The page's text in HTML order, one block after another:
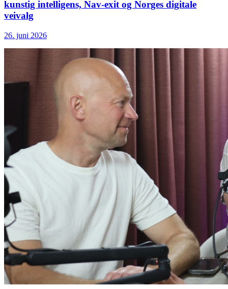
kunstig intelligens, Nav-exit og Norges digitale
veivalg
26. juni 2026